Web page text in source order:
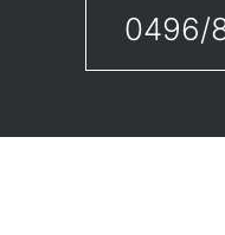
0496/